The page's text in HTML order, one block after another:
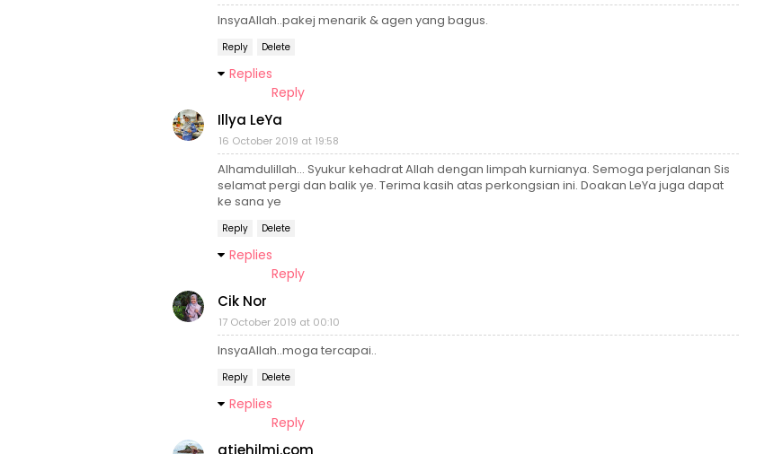
InsyaAllah..pakej menarik & agen yang bagus.
Reply Delete
Replies
Reply
Illya LeYa
16 October 2019 at 19:58
Alhamdulillah... Syukur kehadrat Allah dengan limpah kurnianya. Semoga perjalanan Sis
selamat pergi dan balik ye. Terima kasih atas perkongsian ini. Doakan LeYa juga dapat
ke sana ye
Reply Delete
Replies
Reply
Cik Nor
17 October 2019 at 00:10
InsyaAllah..moga tercapai..
Reply Delete
Replies
Reply
atiehilmi.com